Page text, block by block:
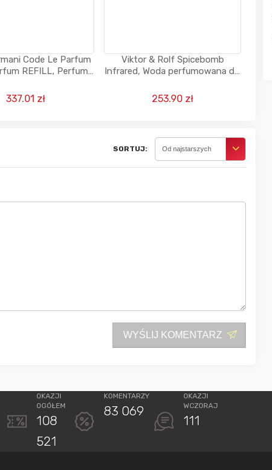
Code Le Parfum
REFILL, Perfumy
uzupełnienie
337.01 zł
Viktor & Rolf Spicebomb
Infrared, Woda perfumowana dla
253.90 zł
SORTUJ: Od najstarszych
WYŚLIJ KOMENTARZ
OKAZJI
OGÓŁEM
108
521
KOMENTARZY
83 069
OKAZJI
WCZORAJ
111